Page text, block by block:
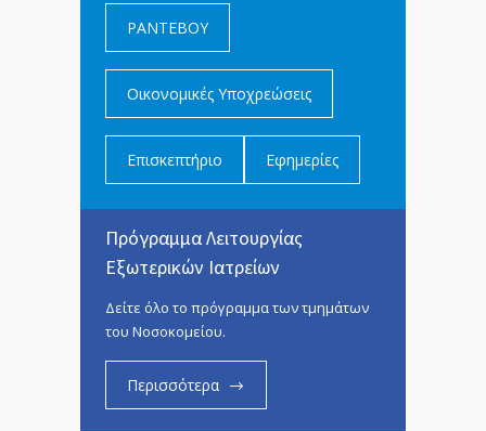
ΡΑΝΤΕΒΟΥ
Οικονομικές Υποχρεώσεις
Επισκεπτήριο Εφημερίες
Πρόγραμμα Λειτουργίας
Εξωτερικών Ιατρείων
Δείτε όλο το πρόγραμμα των τμημάτων
του Νοσοκομείου.
Περισσότερα